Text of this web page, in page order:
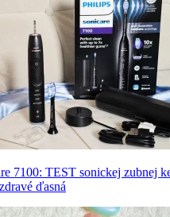
7100: TEST sonickej zubnej
ďasná